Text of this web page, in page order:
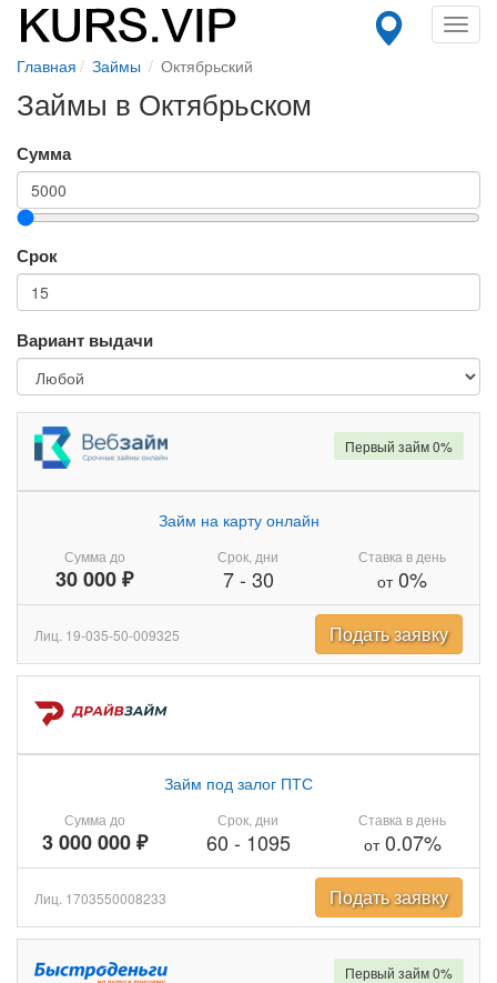
Главная Займы Октябрьский
Займы в Октябрьском
Сумма
Срок
Вариант выдачи
Сумма до
30 000 ₽
Займ на карту онлайн
Срок, дни
7- 30
Ставка в день
от0%
Первый займ 0%
Лиц. 19-035-50-009325 Подать заявку
Сумма до
3 000 000 ₽
Займ под залог ПТС
Срок, дни
60 - 1095
Ставка в день
от0.07%
Лиц. 1703550008233 Подать заявку
Первый займ 0%